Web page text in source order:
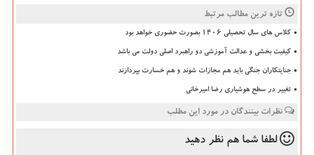
تازه ترین مطالب مرتبط
کلاس های سال تحصیلی ۱۴۰۶ بصورت حضوری خواهد بود
کیفیت بخشی و عدالت آموزشی دو راهبرد اصلی دولت می باشد
جنایتکاران جنگی باید هم مجازات شوند و هم خسارت بپردازند
تغییر در سطح هوشیاری رضا امیرخانی
نظرات بینندگان در مورد این مطلب
لطفا شما هم نظر دهید